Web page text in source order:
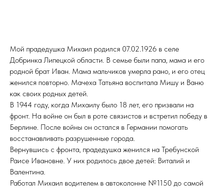
Мой прадедушка Михаил родился 07.02.1926 в селе
Добринка Липецкой области. В семье были папа, мама и его
родной брат Иван. Мама мальчиков умерла рано, и его отец
женился повторно. Мачеха Татьяна воспитала Мишу и Ваню
как своих родных детей.
В 1944 году, когда Михаилу было 18 лет, его призвали на
фронт. На войне он был в роте связистов и встретил победу в
Берлине. После войны он остался в Германии помогать
восстанавливать разрушенные города.
Вернувшись с фронта, прадедушка женился на Требунской
Раисе Ивановне. У них родилось двое детей: Виталий и
Валентина.
Работал Михаил водителем в автоколонне №1150 до самой